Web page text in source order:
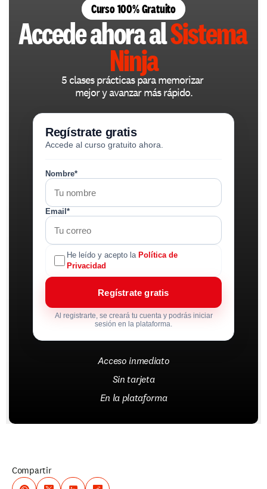
Curso 100% Gratuito
Accede ahora al Sistema
Ninja
5 clases prácticas para memorizar
mejor y avanzar más rápido.
Regístrate gratis
Accede al curso gratuito ahora.
Nombre*
Email*
He leído y acepto la Política de
Privacidad
Regístrate gratis
Al registrarte, se creará tu cuenta y podrás iniciar
sesión en la plataforma.
Acceso inmediato
Sin tarjeta
En la plataforma
Compartir